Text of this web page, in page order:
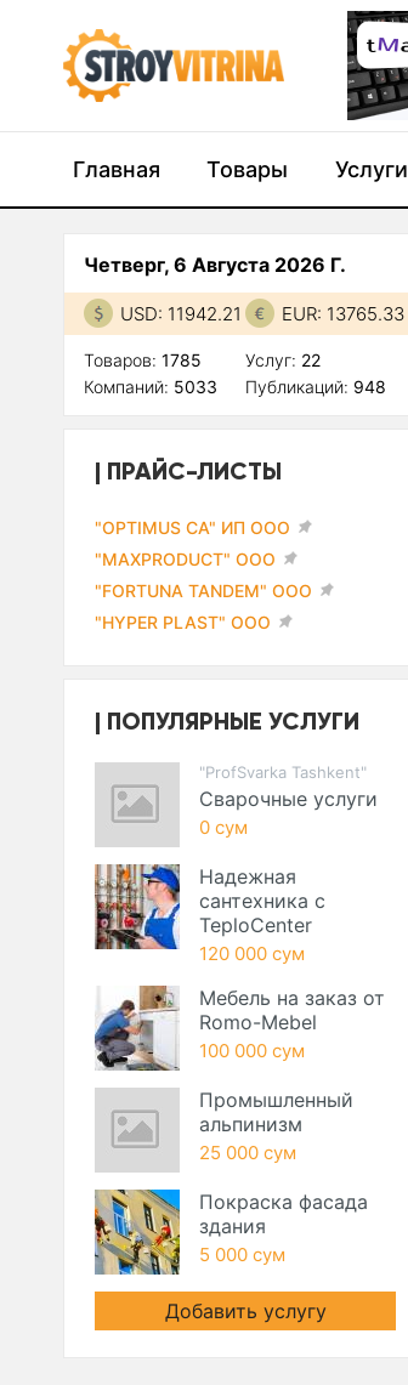
Главная Товары Услуги
Четверг, 6 Августа 2026 Г.
USD: 11942.21 EUR: 13765.33
Товаров: 1785
Компаний: 5033
Услуг: 22
Публикаций: 948
ПРАЙС-ЛИСТЫ
"OPTIMUS CA" ИП ООО
"MAXPRODUCT" ООО
"FORTUNA TANDEM" ООО
"HYPER PLAST" ООО
ПОПУЛЯРНЫЕ УСЛУГИ
"ProfSvarka Tashkent"
Сварочные услуги
0 сум
Надежная
сантехника с
TeploCenter
120 000 сум
Мебель на заказ от
Romo-Mebel
100 000 сум
Промышленный
альпинизм
25 000 сум
Покраска фасада
здания
5 000 сум
Добавить услугу